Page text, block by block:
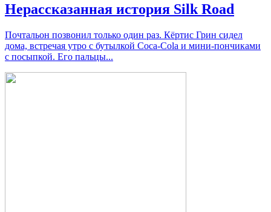
Нерассказанная история Silk Road
Поч­та­льон позво­нил толь­ко один раз. Кёр­тис Грин сидел
дома, встре­чая утро с бутыл­кой Coca-Cola и мини-пон­чи­ка­ми
с посып­кой. Его пальцы...